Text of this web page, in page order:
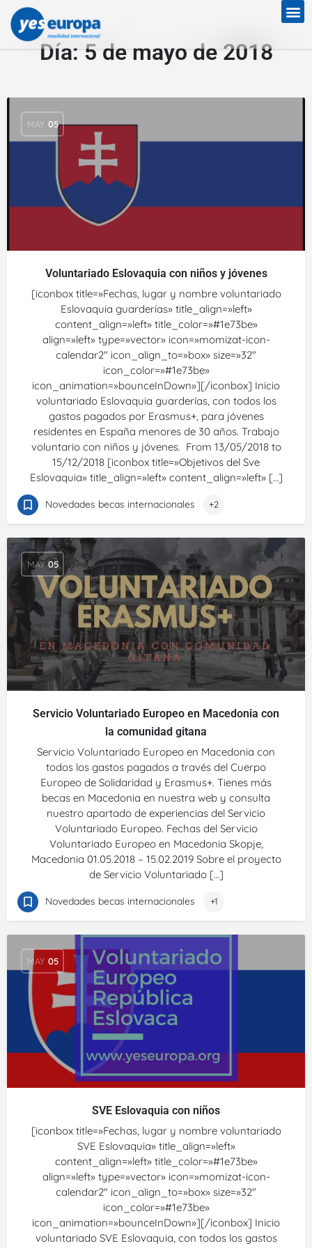
Día:5 de mayo de 2018
MAY 05
Voluntariado Eslovaquia con niños y jóvenes
[iconbox title=»Fechas, lugar y nombre voluntariado
Eslovaquia guarderías» title_align=»left»
content_align=»left» title_color=»#1e73be»
align=»left» type=»vector» icon=»momizat-icon-
calendar2″ icon_align_to=»box» size=»32″
icon_color=»#1e73be»
icon_animation=»bounceInDown»][/iconbox] Inicio
voluntariado Eslovaquia guarderías, con todos los
gastos pagados por Erasmus+, para jóvenes
residentes en España menores de 30 años. Trabajo
voluntario con niños y jóvenes. From 13/05/2018 to
15/12/2018 [iconbox title=»Objetivos del Sve
Eslovaquia» title_align=»left» content_align=»left» […]
Novedades becas internacionales +2
MAY 05
Servicio Voluntariado Europeo en Macedonia con
la comunidad gitana
Servicio Voluntariado Europeo en Macedonia con
todos los gastos pagados a través del Cuerpo
Europeo de Solidaridad y Erasmus+. Tienes más
becas en Macedonia en nuestra web y consulta
nuestro apartado de experiencias del Servicio
Voluntariado Europeo. Fechas del Servicio
Voluntariado Europeo en Macedonia Skopje,
Macedonia 01.05.2018 – 15.02.2019 Sobre el proyecto
de Servicio Voluntariado […]
Novedades becas internacionales +1
MAY 05
SVE Eslovaquia con niños
[iconbox title=»Fechas, lugar y nombre voluntariado
SVE Eslovaquia» title_align=»left»
content_align=»left» title_color=»#1e73be»
align=»left» type=»vector» icon=»momizat-icon-
calendar2″ icon_align_to=»box» size=»32″
icon_color=»#1e73be»
icon_animation=»bounceInDown»][/iconbox] Inicio
voluntariado SVE Eslovaquia, con todos los gastos